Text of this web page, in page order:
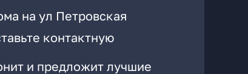
на ул Петровская
контактную
и предложит лучшие